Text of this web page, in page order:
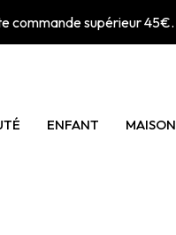
commande supérieur 45€.
ENFANT MAISON